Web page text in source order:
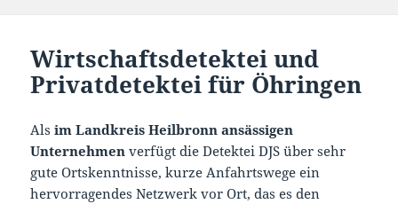
Wirtschaftsdetektei und
Privatdetektei für Öhringen
Alsim Landkreis Heilbronn ansässigen
Unternehmen verfügt die Detektei DJS über sehr
gute Ortskenntnisse, kurze Anfahrtswege ein
hervorragendes Netzwerk vor Ort, das es den